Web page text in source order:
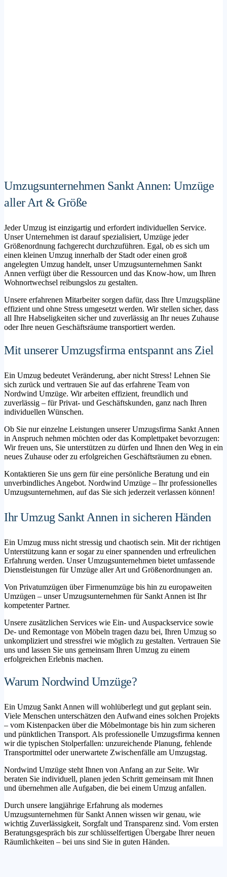
Umzugsunternehmen Sankt Annen: Umzüge
aller Art & Größe
Jeder Umzug ist einzigartig und erfordert individuellen Service.
Unser Unternehmen ist darauf spezialisiert, Umzüge jeder
Größenordnung fachgerecht durchzuführen. Egal, ob es sich um
einen kleinen Umzug innerhalb der Stadt oder einen groß
angelegten Umzug handelt, unser Umzugsunternehmen Sankt
Annen verfügt über die Ressourcen und das Know-how, um Ihren
Wohnortwechsel reibungslos zu gestalten.
Unsere erfahrenen Mitarbeiter sorgen dafür, dass Ihre Umzugspläne
effizient und ohne Stress umgesetzt werden. Wir stellen sicher, dass
all Ihre Habseligkeiten sicher und zuverlässig an Ihr neues Zuhause
oder Ihre neuen Geschäftsräume transportiert werden.
Mit unserer Umzugsfirma entspannt ans Ziel
Ein Umzug bedeutet Veränderung, aber nicht Stress! Lehnen Sie
sich zurück und vertrauen Sie auf das erfahrene Team von
Nordwind Umzüge. Wir arbeiten effizient, freundlich und
zuverlässig – für Privat- und Geschäftskunden, ganz nach Ihren
individuellen Wünschen.
Ob Sie nur einzelne Leistungen unserer Umzugsfirma Sankt Annen
in Anspruch nehmen möchten oder das Komplettpaket bevorzugen:
Wir freuen uns, Sie unterstützen zu dürfen und Ihnen den Weg in ein
neues Zuhause oder zu erfolgreichen Geschäftsräumen zu ebnen.
Kontaktieren Sie uns gern für eine persönliche Beratung und ein
unverbindliches Angebot. Nordwind Umzüge – Ihr professionelles
Umzugsunternehmen, auf das Sie sich jederzeit verlassen können!
Ihr Umzug Sankt Annen in sicheren Händen
Ein Umzug muss nicht stressig und chaotisch sein. Mit der richtigen
Unterstützung kann er sogar zu einer spannenden und erfreulichen
Erfahrung werden. Unser Umzugsunternehmen bietet umfassende
Dienstleistungen für Umzüge aller Art und Größenordnungen an.
Von Privatumzügen über Firmenumzüge bis hin zu europaweiten
Umzügen – unser Umzugsunternehmen für Sankt Annen ist Ihr
kompetenter Partner.
Unsere zusätzlichen Services wie Ein- und Auspackservice sowie
De- und Remontage von Möbeln tragen dazu bei, Ihren Umzug so
unkompliziert und stressfrei wie möglich zu gestalten. Vertrauen Sie
uns und lassen Sie uns gemeinsam Ihren Umzug zu einem
erfolgreichen Erlebnis machen.
Warum Nordwind Umzüge?
Ein Umzug Sankt Annen will wohlüberlegt und gut geplant sein.
Viele Menschen unterschätzen den Aufwand eines solchen Projekts
– vom Kistenpacken über die Möbelmontage bis hin zum sicheren
und pünktlichen Transport. Als professionelle Umzugsfirma kennen
wir die typischen Stolperfallen: unzureichende Planung, fehlende
Transportmittel oder unerwartete Zwischenfälle am Umzugstag.
Nordwind Umzüge steht Ihnen von Anfang an zur Seite. Wir
beraten Sie individuell, planen jeden Schritt gemeinsam mit Ihnen
und übernehmen alle Aufgaben, die bei einem Umzug anfallen.
Durch unsere langjährige Erfahrung als modernes
Umzugsunternehmen für Sankt Annen wissen wir genau, wie
wichtig Zuverlässigkeit, Sorgfalt und Transparenz sind. Vom ersten
Beratungsgespräch bis zur schlüsselfertigen Übergabe Ihrer neuen
Räumlichkeiten – bei uns sind Sie in guten Händen.